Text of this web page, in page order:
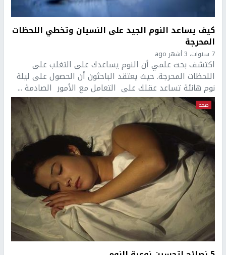
كيف يساعد النوم الجيد على النسيان وتخطي اللحظات
المحرجة
7 سنوات، 3 أشهر ago
اكتشف بحث علمي أن النوم يساعدك على التغلب على
اللحظات المحرجة. حيث يعتقد الباحثون أن الحصول على ليلة
نوم هانئة تساعد عقلك على التعامل مع الأمور الصادمة ...
صحة